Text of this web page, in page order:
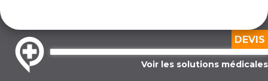
DEVIS
Voir les solutions médicales